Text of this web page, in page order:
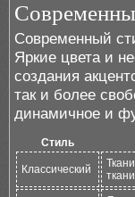
Современный
Яркие цвета и
создания
так и более
динамичное и
Стиль
Классический